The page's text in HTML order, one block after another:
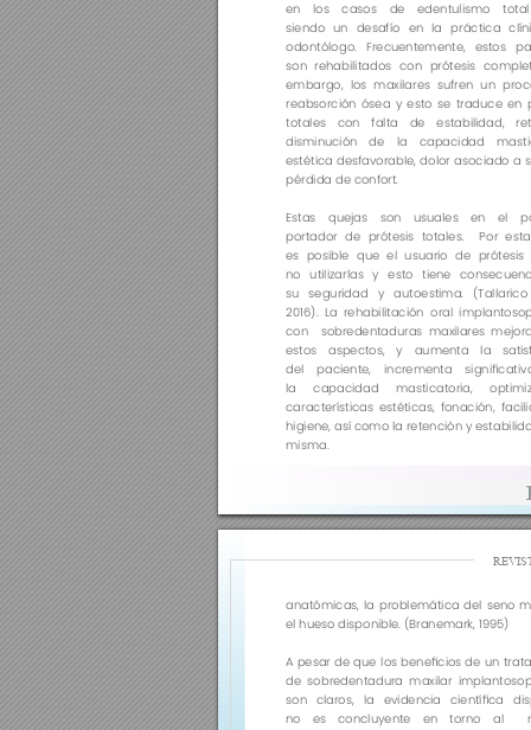
en los casos de edentulismo
siendo un desafío en la práctica
odontólogo. Frecuentemente, estos
son rehabilitados con prótesis
embargo, los maxilares sufren un
reabsorción ósea y esto se traduce en
totales con falta de estabilidad,
disminución de la capacidad
estética desfavorable, dolor asociado a
pérdida de confort.
Estas quejas son usuales en el
portador de prótesis totales.  Por
es posible que el usuario de
no utilizarlas y esto tiene
su seguridad y autoestima.
2016). La rehabilitación oral
con  sobredentaduras maxilares
estos aspectos, y aumenta la
del
paciente, incrementa
la capacidad masticatoria,
características estéticas, fonación,
higiene, así como la retención y
misma.
anatómicas, la problemática del seno
el hueso disponible. (Branemark, 1995)
A pesar de que los benecios de un
de sobredentadura maxilar
son
claros, la evidencia cientíca
no es concluyente en torno al